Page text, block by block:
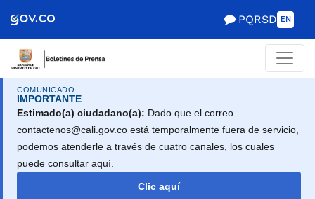
PQRSD EN
COMUNICADO
IMPORTANTE
Estimado(a) ciudadano(a): Dado que el correo
contactenos@cali.gov.co está temporalmente fuera de servicio,
podemos atenderle a través de cuatro canales, los cuales
puede consultar aquí.
Clic aquí